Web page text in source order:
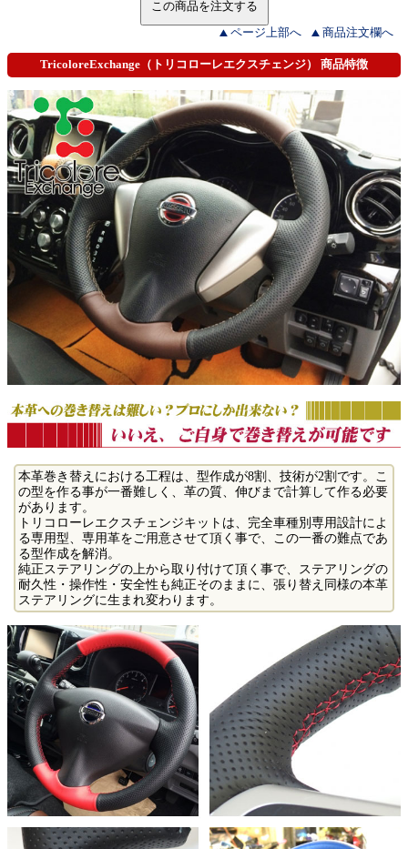
ページ上部へ 商品注文欄へ
TricoloreExchange（トリコローレエクスチェンジ） 商品特徴
本革巻き替えにおける工程は、型作成が8割、技術が2割です。こ
の型を作る事が一番難しく、革の質、伸びまで計算して作る必要
があります。
トリコローレエクスチェンジキットは、完全車種別専用設計によ
る専用型、専用革をご用意させて頂く事で、この一番の難点であ
る型作成を解消。
純正ステアリングの上から取り付けて頂く事で、ステアリングの
耐久性・操作性・安全性も純正そのままに、張り替え同様の本革
ステアリングに生まれ変わります。